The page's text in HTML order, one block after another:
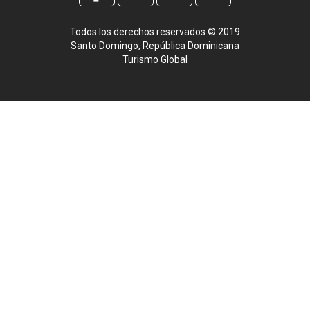
Todos los derechos reservados © 2019
Santo Domingo, República Dominicana
Turismo Global